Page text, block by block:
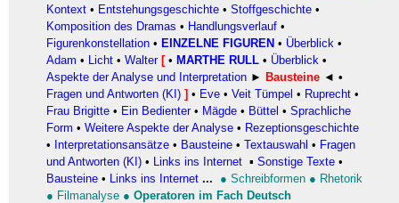
Kontext • Entstehungsgeschichte • Stoffgeschichte •
Komposition des Dramas • Handlungsverlauf •
Figurenkonstellation • EINZELNE FIGUREN • Überblick •
Adam • Licht • Walter [• MARTHE RULL • Überblick •
Aspekte der Analyse und Interpretation ► Bausteine ◄ •
Fragen und Antworten (KI) ] • Eve • Veit Tümpel • Ruprecht •
Frau Brigitte • Ein Bedienter• Mägde • Büttel • Sprachliche
Form • Weitere Aspekte der Analyse • Rezeptionsgeschichte
• Interpretationsansätze • Bausteine • Textauswahl • Fragen
und Antworten (KI) • Links ins Internet ▪ Sonstige Texte •
Bausteine • Links ins Internet ... ● Schreibformen ● Rhetorik
● Filmanalyse ● Operatoren im Fach Deutsch